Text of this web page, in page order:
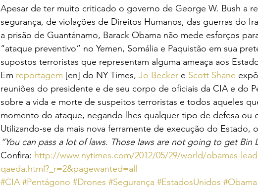
Apesar de ter muito criticado o governo de George W. Bush a
segurança, de violações de Direitos Humanos, das guerras do
a prisão de Guantánamo, Barack Obama não mede esforços
“ataque preventivo” no Yemen, Somália e Paquistão em sua
supostos terroristas que representam alguma ameaça aos
Em reportagem [en] do NY Times, Jo Becker e Scott Shane
reuniões do presidente e de seu corpo de oficiais da CIA e do
sobre a vida e morte de suspeitos terroristas e todos aqueles
momento do ataque, negando-lhes qualquer tipo de defesa ou
Utilizando-se da mais nova ferramente de execução do Estado,
“You can pass a lot of laws. Those laws are not going to get Bin
Confira: http://www.nytimes.com/2012/05/29/world/obamas-
qaeda.html?_r=2&pagewanted=all
#CIA #Pentágono #Drones #Segurança #EstadosUnidos #Obama